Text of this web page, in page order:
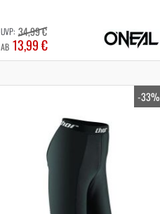
AB 13,99 €
34,99 €
-33%